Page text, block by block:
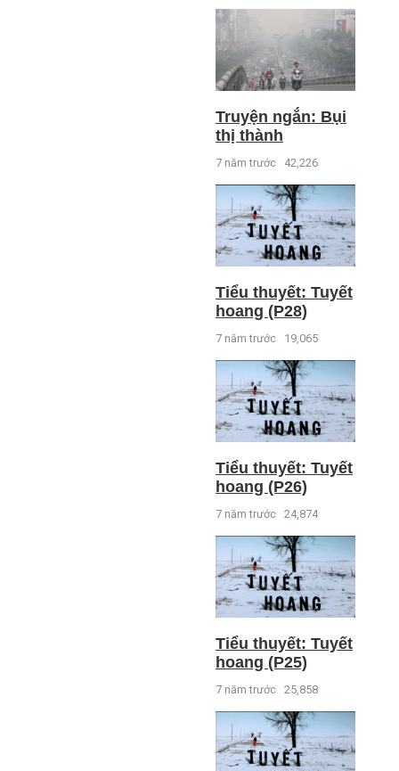
Truyện ngắn: Bụi
thị thành
7 năm trước 42,226
Tiểu thuyết: Tuyết
hoang (P28)
7 năm trước 19,065
Tiểu thuyết: Tuyết
hoang (P26)
7 năm trước 24,874
Tiểu thuyết: Tuyết
hoang (P25)
7 năm trước 25,858